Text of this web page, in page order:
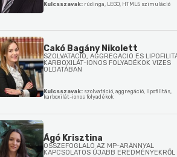
Kulcsszavak:rúdinga, LEGO, HTML5 szimuláció
Cakó Bagány Nikolett
SZOLVATÁCIÓ, AGGREGÁCIÓ ÉS
KARBOXILÁT-IONOS FOLYADÉKOK VIZES
OLDATÁBAN
Kulcsszavak:szolvatáció, aggregáció, lipofilitás,
karboxilát-ionos folyadékok
Ágó Krisztina
ÖSSZEFOGLALÓ AZ MP-ARÁNNYAL
KAPCSOLATOS ÚJABB EREDMÉNYEKRŐL